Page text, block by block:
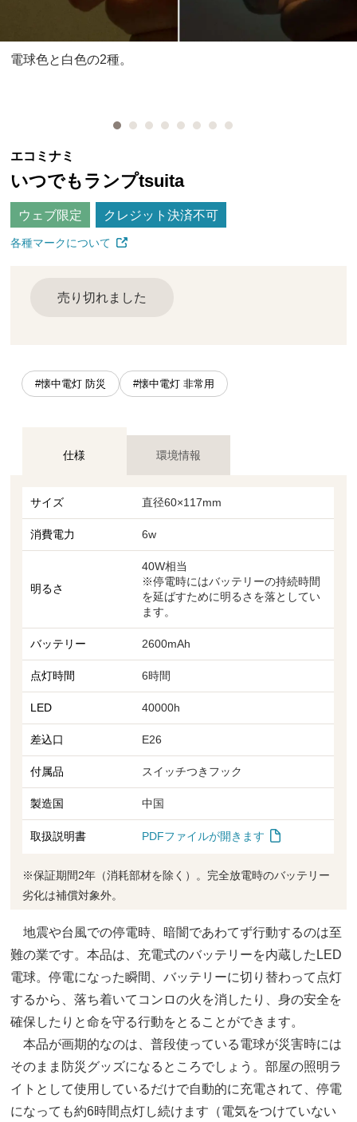
電球色と白色の2種。
エコミナミ
いつでもランプtsuita
ウェブ限定 クレジット決済不可
各種マークについて
売り切れました
#懐中電灯 防災 #懐中電灯 非常用
仕様 環境情報
サイズ 直径60×117mm
消費電力 6w
明るさ
40W相当
※停電時にはバッテリーの持続時間
を延ばすために明るさを落としてい
ます。
バッテリー 2600mAh
点灯時間 6時間
LED 40000h
差込口 E26
付属品 スイッチつきフック
製造国 中国
取扱説明書 PDFファイルが開きます
※保証期間2年（消耗部材を除く）。完全放電時のバッテリー
劣化は補償対象外。
地震や台風での停電時、暗闇であわてず行動するのは至
難の業です。本品は、充電式のバッテリーを内蔵したLED
電球。停電になった瞬間、バッテリーに切り替わって点灯
するから、落ち着いてコンロの火を消したり、身の安全を
確保したりと命を守る行動をとることができます。
本品が画期的なのは、普段使っている電球が災害時には
そのまま防災グッズになるところでしょう。部屋の照明ラ
イトとして使用しているだけで自動的に充電されて、停電
になっても約6時間点灯し続けます（電気をつけていない